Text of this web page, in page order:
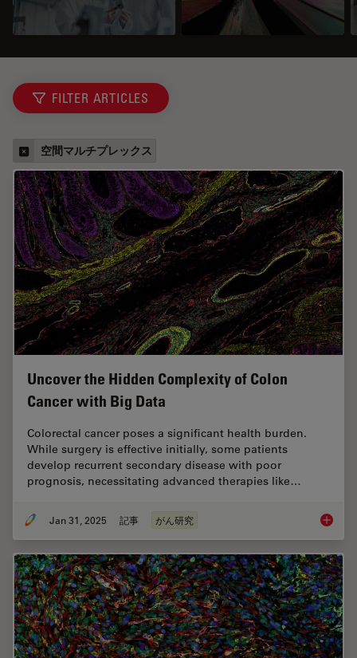
FILTER ARTICLES
空間マルチプレックス
Uncover the Hidden Complexity of Colon
Cancer with Big Data
Colorectal cancer poses a significant health burden.
While surgery is effective initially, some patients
develop recurrent secondary disease with poor
prognosis, necessitating advanced therapies like…
Jan 31, 2025 記事 がん研究